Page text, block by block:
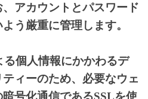
アカウントとパスワード
う厳重に管理します。
個人情報にかかわるデ
ィーのため、必要なウェ
号化通信であるSSLを使